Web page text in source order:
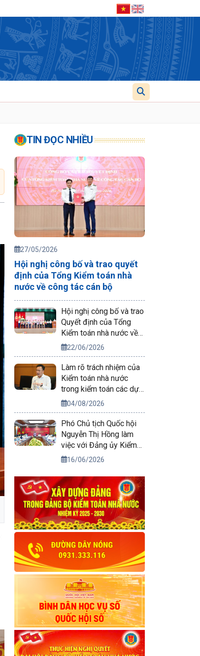
TIN ĐỌC NHIỀU
27/05/2026
Hội nghị công bố và trao quyết
định của Tổng Kiểm toán nhà
nước về công tác cán bộ
Hội nghị công bố và trao
Quyết định của Tổng
Kiểm toán nhà nước về
công tác cán bộ
22/06/2026
Làm rõ trách nhiệm của
Kiểm toán nhà nước
trong kiểm toán các dự
án phục vụ APEC 2027
04/08/2026
Phó Chủ tịch Quốc hội
Nguyễn Thị Hồng làm
việc với Đảng ủy Kiểm
toán nhà nước
16/06/2026